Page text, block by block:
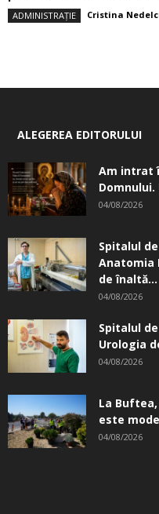
ADMINISTRAȚIE Cristina
ALEGEREA EDITORULUI
Am intrat
Domnului.
04/08/2026
Spitalul
Anatomia
de înaltă...
04/08/2026
Spitalul
Urologia
04/08/2026
La
este
04/08/2026